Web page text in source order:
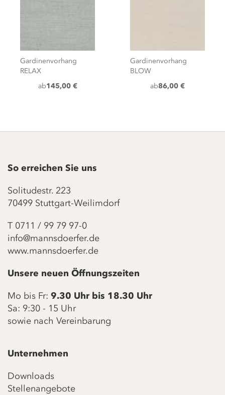
Gardinenvorhang
RELAX
ab145,00 €
Gardinenvorhang
BLOW
ab86,00 €
So erreichen Sie uns
Solitudestr. 223
70499 Stuttgart-Weilimdorf
T 0711 / 99 79 97-0
info@mannsdoerfer.de
www.mannsdoerfer.de
Unsere neuen Öffnungszeiten
Mo bis Fr: 9.30 Uhr bis 18.30 Uhr
Sa: 9:30 - 15 Uhr
sowie nach Vereinbarung
Unternehmen
Downloads
Stellenangebote